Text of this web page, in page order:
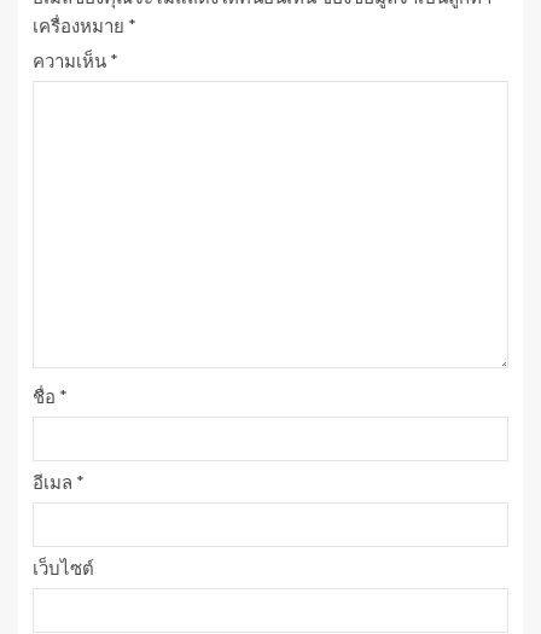
เครื่องหมาย *
ความเห็น *
ชื่อ *
อีเมล *
เว็บไซต์